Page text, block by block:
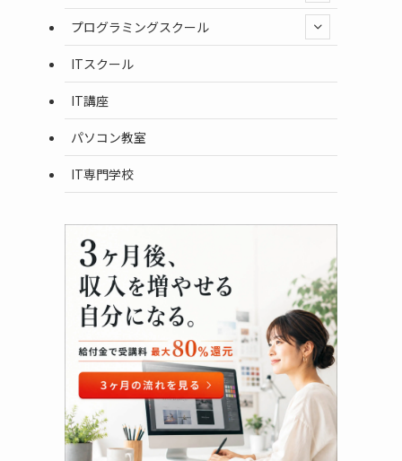
プログラミングスクール
ITスクール
IT講座
パソコン教室
IT専門学校